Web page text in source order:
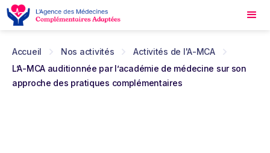
Accueil Nos activités
Activités de l'A-MCA
L’A-MCA auditionnée par l’académie de médecine sur son
approche des pratiques complémentaires